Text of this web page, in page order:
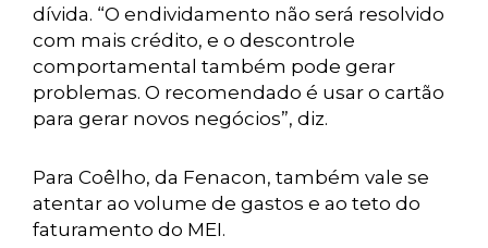
dívida. “O endividamento não será resolvido
com mais crédito, e o descontrole
comportamental também pode gerar
problemas. O recomendado é usar o cartão
para gerar novos negócios”, diz.
Para Coêlho, da Fenacon, também vale se
atentar ao volume de gastos e ao teto do
faturamento do MEI.